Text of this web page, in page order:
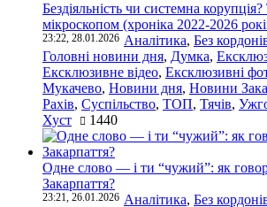
Бездіяльність чи системна
мікроскопом (хроніка 2022-2026
23:22, 28.01.2026 Аналітика, Без
Головні новини дня, Думка,
Ексклюзивне відео, Ексклюзивні
Мукачево, Новини дня, Новини
Рахів, Суспільство, ТОП, Тячів,
Хуст
1440
Одне слово — і ти “чужий”: як
Закарпаття?
23:21, 26.01.2026 Аналітика, Без